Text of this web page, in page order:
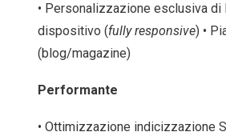
• Personalizzazione esclusiva di
dispositivo (fully responsive) •
(blog/magazine)
Performante
• Ottimizzazione indicizzazione